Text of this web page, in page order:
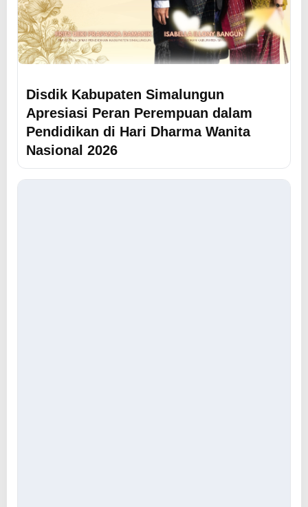
Disdik Kabupaten Simalungun
Apresiasi Peran Perempuan dalam
Pendidikan di Hari Dharma Wanita
Nasional 2026